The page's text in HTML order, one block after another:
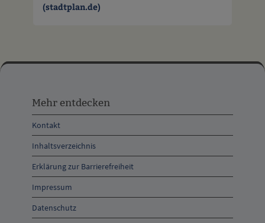
(stadtplan.de)
entdecken,
Öffnungszeiten
und
Anschrift
und
Kontakt
Mehr entdecken
Kontakt
Inhaltsverzeichnis
Erklärung zur Barrierefreiheit
Impressum
Datenschutz